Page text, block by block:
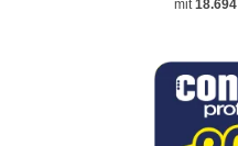
mit18.694